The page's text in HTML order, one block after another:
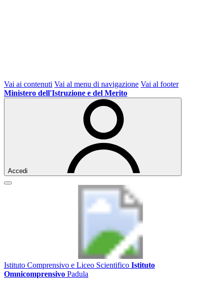
Vai ai contenuti Vai al menu di navigazione Vai al footer
Ministero dell'Istruzione e del Merito
Accedi
Istituto Comprensivo e Liceo Scientifico Istituto
Omnicomprensivo Padula